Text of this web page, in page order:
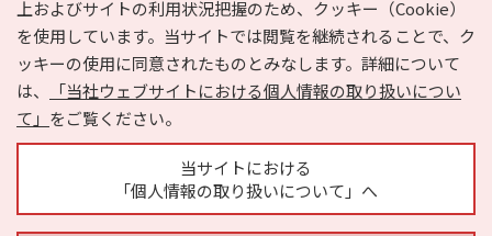
上およびサイトの利用状況把握のため、クッキー（Cookie）
を使用しています。当サイトでは閲覧を継続されることで、ク
ッキーの使用に同意されたものとみなします。詳細について
は、
「当社ウェブサイトにおける個人情報の取り扱いについ
て」 をご覧ください。
当サイトにおける
「個人情報の取り扱いについて」へ
Copyright © HYOJITO.Co.,Ltd. All Rights Reserved.